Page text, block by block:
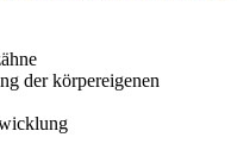
der körpereigenen